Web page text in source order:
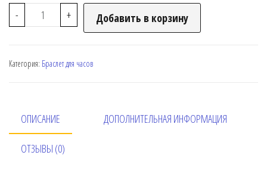
- + Добавить в корзину
Категория: Браслет для часов
ОПИСАНИЕ ДОПОЛНИТЕЛЬНАЯ ИНФОРМАЦИЯ
ОТЗЫВЫ (0)